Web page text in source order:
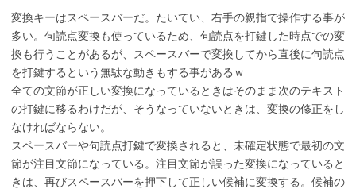
変換キーはスペースバーだ。たいてい、右手の親指で操作する事が
多い。句読点変換も使っているため、句読点を打鍵した時点での変
換も行うことがあるが、スペースバーで変換してから直後に句読点
を打鍵するという無駄な動きもする事があるｗ
全ての文節が正しい変換になっているときはそのまま次のテキスト
の打鍵に移るわけだが、そうなっていないときは、変換の修正をし
なければならない。
スペースバーや句読点打鍵で変換されると、未確定状態で最初の文
節が注目文節になっている。注目文節が誤った変換になっていると
きは、再びスペースバーを押下して正しい候補に変換する。候補の